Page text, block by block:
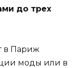
до трех
в Париж
моды или в